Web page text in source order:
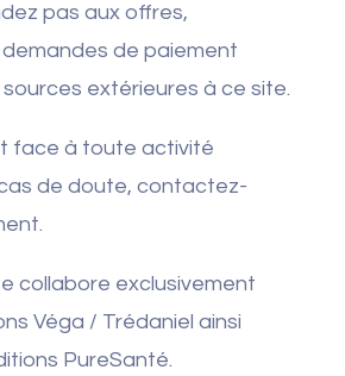
pas aux offres,
de paiement
extérieures à ce site.
face à toute activité
de doute, contactez-
collabore exclusivement
Véga / Trédaniel ainsi
PureSanté.